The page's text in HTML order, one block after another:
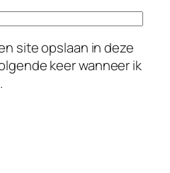
site opslaan in deze
keer wanneer ik